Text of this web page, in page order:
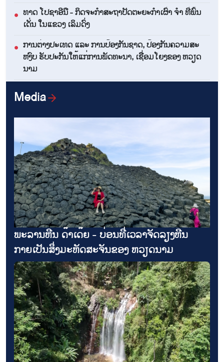
● ທາດ ໂປຊາອີນື - ກິດຈະກຳສະຖາປັດຕະຍະກຳເຜົ່າ ຈຳ ທີ່ພົ້ນ
ເດັ່ນ ໃນແຂວງ ເລິມດົ່ງ
● ການ​ຕ່າງ​ປະ​ເທດ ແລະ ການ​ປ້ອງ​ກັນ​ຊາດ, ​ປ້ອງ​ກັນ​ຄວາມ​ສະ​
ຫງົບ ຮັ​ບ​ປະ​ກັນ​ໃຫ້​ແກ່​ການ​ພັດ​ທະ​ນາ, ເຊື່ອມ​ໂຍງຂອງ ຫວຽດ​
ນາມ
● ການ​ປະ​ທະ​ກັນ​ຢູ່​ພາກ​ພື້ນ​ຕາ​ເວັນ​ອອກ​ກາງ: ອີ​ຣານ, ໂອ​ມານ ​ບັນ​
ລຸ​ໄດ້​ຄວາມ​ຄືບ​ໜ້າ​ໃນ​ການ​ເຈ​ລະ​ຈາ​ເປີດ​ຊ່ອງ​ແຄບ​ທະ​ເລ
ປາຍ​ ຮັບ​ມື​ກັບ​ວິ​ກິດ​ການ​ອົ​ບ​ພະ​ຍົບຢູ່ Ceuta
ເບິ່ງທັງໝົດ
Media
ພະລານຫີນ ດ໊າເດ໊ຍ - ບ່ອນທີ່ເວລາຈັດລຽງຫີນ
ກາຍເປັນສິ່ງມະຫັດສະຈັນຂອງ ຫວຽດນາມ